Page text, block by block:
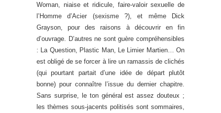
Woman, niaise et ridicule, faire-valoir sexuelle de
l’Homme d’Acier (sexisme ?), et même Dick
Grayson, pour des raisons à découvrir en fin
d’ouvrage. D’autres ne sont guère compréhensibles
: La Question, Plastic Man, Le Limier Martien… On
est obligé de se forcer à lire un ramassis de clichés
(qui pourtant partait d’une idée de départ plutôt
bonne) pour connaître l’issue du dernier chapitre.
Sans surprise, le ton général est assez douteux ;
les thèmes sous-jacents politisés sont sommaires,